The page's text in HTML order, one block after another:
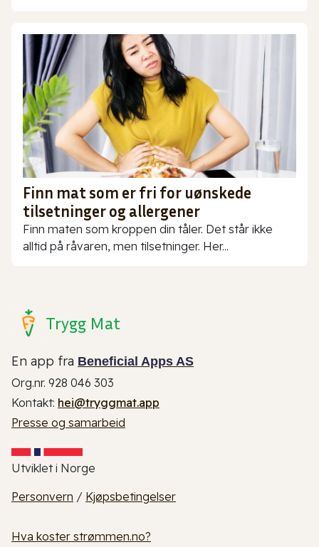
Finn mat som er fri for uønskede
tilsetninger og allergener
Finn maten som kroppen din tåler. Det står ikke
alltid på råvaren, men tilsetninger. Her...
Trygg Mat
En app fra Beneficial Apps AS
Org.nr. 928 046 303
Kontakt: hei@tryggmat.app
Presse og samarbeid
Utviklet i Norge
Personvern / Kjøpsbetingelser
Hva koster strømmen.no?